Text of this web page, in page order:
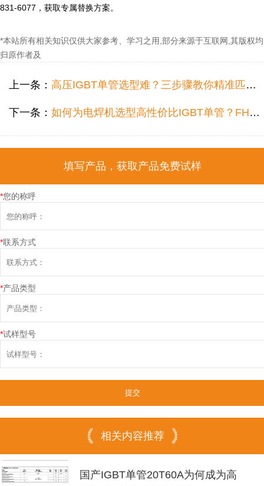
*本站所有相关知识仅供大家参考、学习之用,部分来源于互联网,其版权均
归原作者及
上一条： 高压IGBT单管选型难？三步骤教你精准匹配不间断电源需求
下一条： 如何为电焊机选型高性价比IGBT单管？FHA75T65A参数解析与仙童代换方案
填写产品，获取产品免费试样
*您的称呼
*联系方式
*产品类型
*试样型号
相关内容推荐
国产IGBT单管20T60A为何成为高